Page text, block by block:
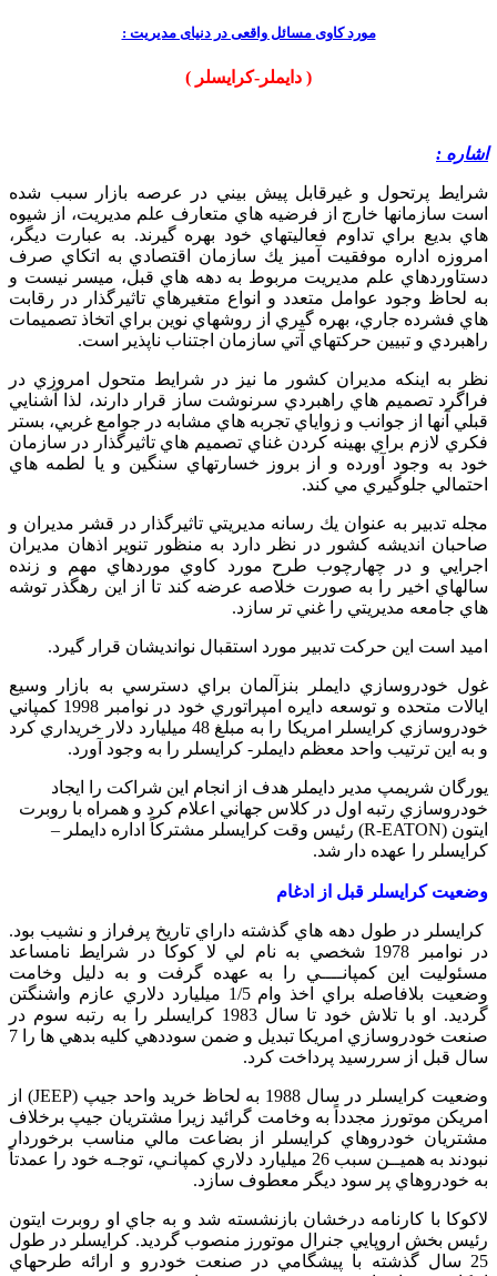
مورد کاوی مسائل واقعی در دنیای مدیریت :
( دايملر-كرايسلر )
اشاره :
شرايط پرتحول و غيرقابل پيش بيني در عرصه بازار سبب شده
است سازمانها خارج از فرضيه هاي متعارف علم مديريت، از شيوه
هاي بديع براي تداوم فعاليتهاي خود بهره گيرند. به عبارت ديگر،
امروزه اداره موفقيت آميز يك سازمان اقتصادي به اتكاي صرف
دستاوردهاي علم مديريت مربوط به دهه هاي قبل، ميسر نيست و
به لحاظ وجود عوامل متعدد و انواع متغيرهاي تاثيرگذار در رقابت
هاي فشرده جاري، بهره گيري از روشهاي نوين براي اتخاذ تصميمات
راهبردي و تبيين حركتهاي آتي سازمان اجتناب ناپذير است.
نظر به اينكه مديران كشور ما نيز در شرايط متحول امروزي در
فراگرد تصميم هاي راهبردي سرنوشت ساز قرار دارند، لذا آشنايي
قبلي آنها از جوانب و زواياي تجربه هاي مشابه در جوامع غربي، بستر
فكري لازم براي بهينه كردن غناي تصميم هاي تاثيرگذار در سازمان
خود به وجود آورده و از بروز خسارتهاي سنگين و يا لطمه هاي
احتمالي جلوگيري مي كند.
مجله تدبير به عنوان يك رسانه مديريتي تاثيرگذار در قشر مديران و
صاحبان انديشه كشور در نظر دارد به منظور تنوير اذهان مديران
اجرايي و در چهارچوب طرح مورد كاوي موردهاي مهم و زنده
سالهاي اخير را به صورت خلاصه عرضه كند تا از اين رهگذر توشه
هاي جامعه مديريتي را غني تر سازد.
اميد است اين حركت تدبير مورد استقبال نوانديشان قرار گيرد.
غول خودروسازي دايملر بنزآلمان براي دسترسي به بازار وسيع
ايالات متحده و توسعه دايره امپراتوري خود در نوامبر 1998 كمپاني
خودروسازي كرايسلر امريكا را به مبلغ 48 ميليارد دلار خريداري كرد
و به اين ترتيب واحد معظم دايملر- كرايسلر را به وجود آورد.
يورگان شريمپ مدير دايملر هدف از انجام اين شراكت را ايجاد
خودروسازي رتبه اول در كلاس جهاني اعلام كرد و همراه با روبرت
ايتون (R-EATON) رئيس وقت كرايسلر مشتركاً اداره دايملر –
كرايسلر را عهده دار شد.
وضعيت كرايسلر قبل از ادغام
كرايسلر در طول دهه هاي گذشته داراي تاريخ پرفراز و نشيب بود.
در نوامبر 1978 شخصي به نام لي لا كوكا در شرايط نامساعد
مسئوليت اين كمپانــــي را به عهده گرفت و به دليل وخامت
وضعيت بلافاصله براي اخذ وام 1/5 ميليارد دلاري عازم واشنگتن
گرديد. او با تلاش خود تا سال 1983 كرايسلر را به رتبه سوم در
صنعت خودروسازي امريكا تبديل و ضمن سوددهي كليه بدهي ها را 7
سال قبل از سررسيد پرداخت كرد.
وضعيت كرايسلر در سال 1988 به لحاظ خريد واحد جيپ (JEEP) از
امريكن موتورز مجدداً به وخامت گرائيد زيرا مشتريان جيپ برخلاف
مشتريان خودروهاي كرايسلر از بضاعت مالي مناسب برخوردار
نبودند به هميــن سبب 26 ميليارد دلاري كمپانـي، توجـه خود را عمدتاً
به خودروهاي پر سود ديگر معطوف سازد.
لاكوكا با كارنامه درخشان بازنشسته شد و به جاي او روبرت ايتون
رئيس بخش اروپايي جنرال موتورز منصوب گرديد. كرايسلر در طول
25 سال گذشته با پيشگامي در صنعت خودرو و ارائه طرحهاي